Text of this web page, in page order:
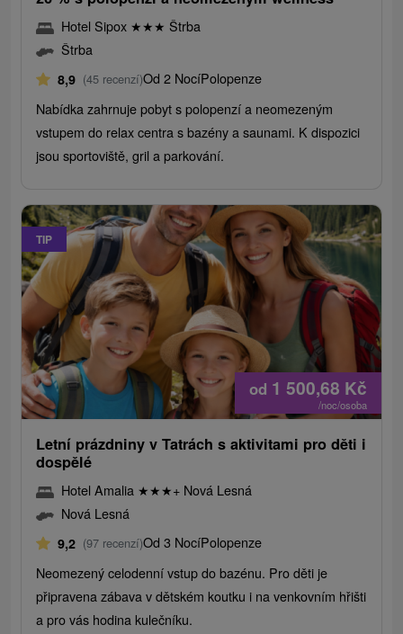
Hotel Sipox ★★★ Štrba
Štrba
8,9 (45 recenzí)Od 2 NocíPolopenze
Nabídka zahrnuje pobyt s polopenzí a neomezeným
vstupem do relax centra s bazény a saunami. K dispozici
jsou sportoviště, gril a parkování.
TIP
od 1 500,68 Kč
/noc/osoba
Letní prázdniny v Tatrách s aktivitami pro děti i
dospělé
Hotel Amalia ★★★+ Nová Lesná
Nová Lesná
9,2 (97 recenzí)Od 3 NocíPolopenze
Neomezený celodenní vstup do bazénu. Pro děti je
připravena zábava v dětském koutku i na venkovním hřišti
a pro vás hodina kulečníku.